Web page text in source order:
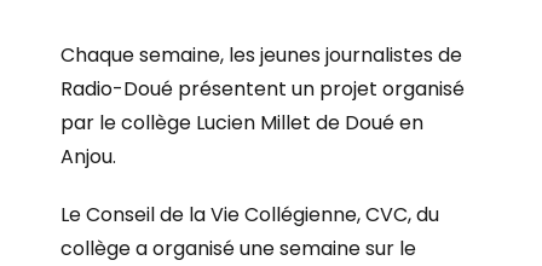
Chaque semaine, les jeunes journalistes de
Radio-Doué présentent un projet organisé
par le collège Lucien Millet de Doué en
Anjou.
Le Conseil de la Vie Collégienne, CVC, du
collège a organisé une semaine sur le